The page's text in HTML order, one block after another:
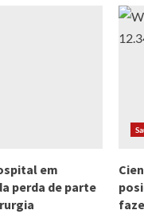
em
perda de parte